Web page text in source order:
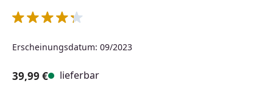
Erscheinungsdatum: 09/2023
39,99 € lieferbar